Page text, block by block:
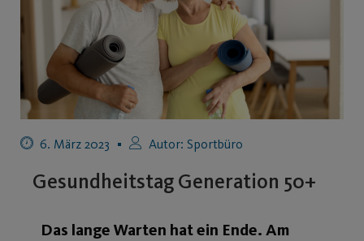
6. März 2023 Autor: Sportbüro
Gesundheitstag Generation 50+
Das lange Warten hat ein Ende. Am